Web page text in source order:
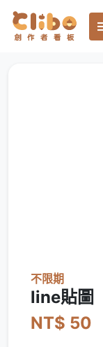
不限期
line貼圖
NT$ 50